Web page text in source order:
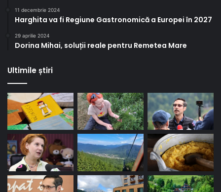
11 decembrie 2024
Harghita va fi Regiune Gastronomică a Europei în 2027
29 aprilie 2024
Dorina Mihai, soluții reale pentru Remetea Mare
Ultimile știri